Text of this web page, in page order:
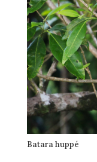
Batara huppé